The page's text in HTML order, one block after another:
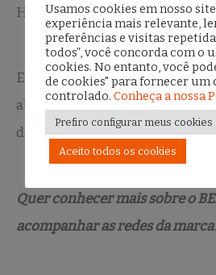
HARDSKILLS e que já está com
Encontro exclusivo para a
aberto ao público negro em
das áreas de tecnologia e
Quer conhecer mais sobre o
acompanhar as redes da
Usamos cookies em nosso
experiência mais relevante,
preferências e visitas
todos”, você concorda com o
cookies. No entanto, você
de cookies" para fornecer
controlado. Conheça a nossa
Prefiro configurar meus cookies
Aceito todos os cookies